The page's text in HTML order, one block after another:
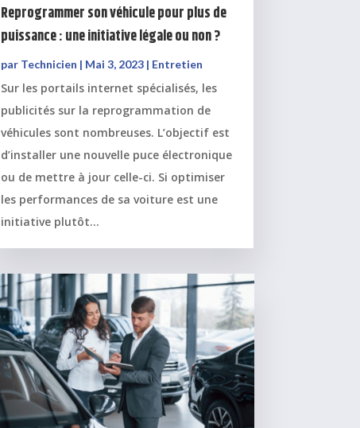
Reprogrammer son véhicule pour plus de
puissance : une initiative légale ou non ?
par Technicien | Mai 3, 2023| Entretien
Sur les portails internet spécialisés, les
publicités sur la reprogrammation de
véhicules sont nombreuses. L’objectif est
d’installer une nouvelle puce électronique
ou de mettre à jour celle-ci. Si optimiser
les performances de sa voiture est une
initiative plutôt...